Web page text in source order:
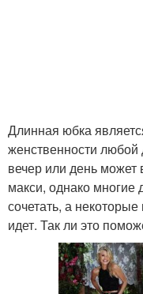
Длинная юбка
женственности
вечер или день может
макси, однако многие
сочетать, а
идет. Так ли это